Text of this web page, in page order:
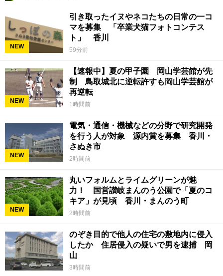
NEW
引き取ったイヌやネコたちの日常の一コ
マを募集 「卒業犬猫フォトコンテス
ト」 香川
59分前
NEW
【速報中】夏の甲子園 岡山学芸館が先
制 鳥取城北に逆転許すも岡山学芸館が
再逆転
1時間前
NEW
電気・通信・機械などの分野で研究開発
を行う人が対象 源内賞を募集 香川・
さぬき市
2時間前
NEW
丸いフォルムとライムグリーンが魅
力！ 国営讃岐まんのう公園で「夏のコ
キア」が見頃 香川・まんのう町
2時間前
のぞき目的で他人の住宅の敷地内に侵入
したか 住居侵入の疑いで男を逮捕 岡
山
3時間前